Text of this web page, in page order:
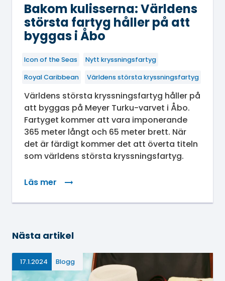
Bakom kulisserna: Världens
största fartyg håller på att
byggas i Åbo
Icon of the Seas Nytt kryssningsfartyg
Royal Caribbean Världens största kryssningsfartyg
Världens största kryssningsfartyg håller på
att byggas på Meyer Turku-varvet i Åbo.
Fartyget kommer att vara imponerande
365 meter långt och 65 meter brett. När
det är färdigt kommer det att överta titeln
som världens största kryssningsfartyg.
Läs mer
: Bakom kulisserna: Världens största fartyg
Nästa artikel
17.1.2024 Blogg